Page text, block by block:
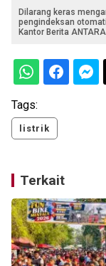
Dilarang keras
pengindeksan
Kantor Berita
Tags:
listrik
Terkait